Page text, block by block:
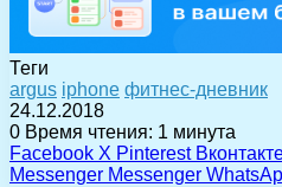
Теги
argus iphone фитнес-дневник
24.12.2018
0 Время чтения: 1 минута
Facebook X Pinterest
Messenger Messenger